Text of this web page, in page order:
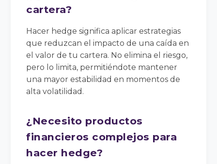
cartera?
Hacer hedge significa aplicar estrategias
que reduzcan el impacto de una caída en
el valor de tu cartera. No elimina el riesgo,
pero lo limita, permitiéndote mantener
una mayor estabilidad en momentos de
alta volatilidad.
¿Necesito productos
financieros complejos para
hacer hedge?